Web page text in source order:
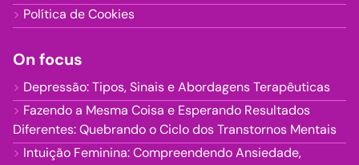
Política de Cookies
On focus
Depressão: Tipos, Sinais e Abordagens Terapêuticas
Fazendo a Mesma Coisa e Esperando Resultados
Diferentes: Quebrando o Ciclo dos Transtornos Mentais
Intuição Feminina: Compreendendo Ansiedade,